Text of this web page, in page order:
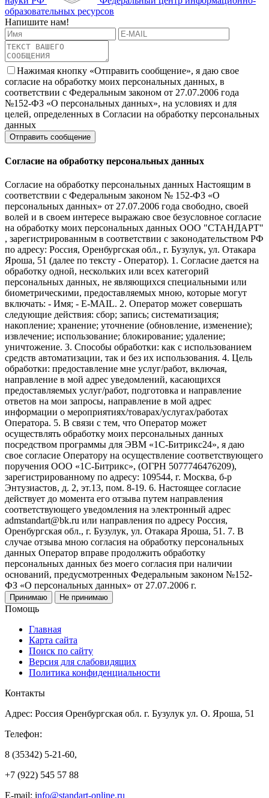
образовательных ресурсов
Напишите нам!
Нажимая кнопку «Отправить сообщение», я даю свое
согласие на обработку моих персональных данных, в
соответствии с Федеральным законом от 27.07.2006 года
№152-ФЗ «О персональных данных», на условиях и для
целей, определенных в Согласии на обработку персональных
данных
Согласие на обработку персональных данных
Согласие на обработку персональных данных Настоящим в
соответствии с Федеральным законом № 152-ФЗ «О
персональных данных» от 27.07.2006 года свободно, своей
волей и в своем интересе выражаю свое безусловное согласие
на обработку моих персональных данных ООО "СТАНДАРТ"
, зарегистрированным в соответствии с законодательством РФ
по адресу: Россия, Оренбургская обл., г. Бузулук, ул. Отакара
Яроша, 51 (далее по тексту - Оператор). 1. Согласие дается на
обработку одной, нескольких или всех категорий
персональных данных, не являющихся специальными или
биометрическими, предоставляемых мною, которые могут
включать: - Имя; - E-MAIL. 2. Оператор может совершать
следующие действия: сбор; запись; систематизация;
накопление; хранение; уточнение (обновление, изменение);
извлечение; использование; блокирование; удаление;
уничтожение. 3. Способы обработки: как с использованием
средств автоматизации, так и без их использования. 4. Цель
обработки: предоставление мне услуг/работ, включая,
направление в мой адрес уведомлений, касающихся
предоставляемых услуг/работ, подготовка и направление
ответов на мои запросы, направление в мой адрес
информации о мероприятиях/товарах/услугах/работах
Оператора. 5. В связи с тем, что Оператор может
осуществлять обработку моих персональных данных
посредством программы для ЭВМ «1С-Битрикс24», я даю
свое согласие Оператору на осуществление соответствующего
поручения ООО «1С-Битрикс», (ОГРН 5077746476209),
зарегистрированному по адресу: 109544, г. Москва, б-р
Энтузиастов, д. 2, эт.13, пом. 8-19. 6. Настоящее согласие
действует до момента его отзыва путем направления
соответствующего уведомления на электронный адрес
admstandart@bk.ru или направления по адресу Россия,
Оренбургская обл., г. Бузулук, ул. Отакара Яроша, 51. 7. В
случае отзыва мною согласия на обработку персональных
данных Оператор вправе продолжить обработку
персональных данных без моего согласия при наличии
оснований, предусмотренных Федеральным законом №152-
ФЗ «О персональных данных» от 27.07.2006 г.
Принимаю Не принимаю
Помощь
Главная
Карта сайта
Поиск по сайту
Версия для слабовидящих
Политика конфиденциальности
Контакты
Адрес: Россия Оренбургская обл. г. Бузулук ул. О. Яроша, 51
Телефон:
8 (35342) 5-21-60,
+7 (922) 545 57 88
E-mail: info@standart-online.ru